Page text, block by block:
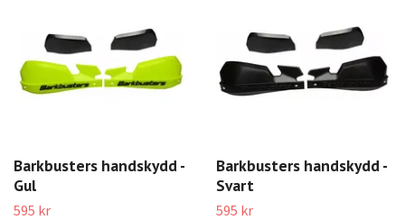
Barkbusters handskydd -
Gul
595 kr
Barkbusters handskydd -
Svart
595 kr